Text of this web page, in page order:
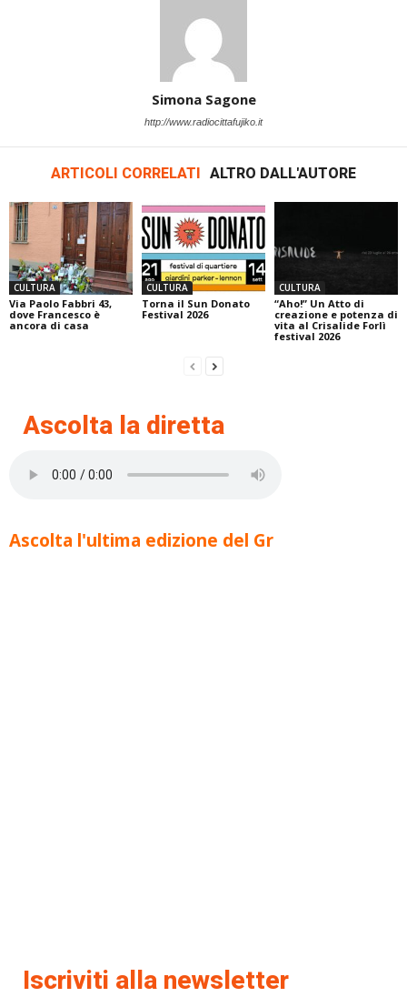
Simona Sagone
http://www.radiocittafujiko.it
ARTICOLI CORRELATI ALTRO DALL'AUTORE
CULTURA
Via Paolo Fabbri 43,
dove Francesco è
ancora di casa
CULTURA
Torna il Sun Donato
Festival 2026
CULTURA
“Aho!” Un Atto di
creazione e potenza di
vita al Crisalide Forlì
festival 2026
Ascolta la diretta
Ascolta l'ultima edizione del Gr
Iscriviti alla newsletter